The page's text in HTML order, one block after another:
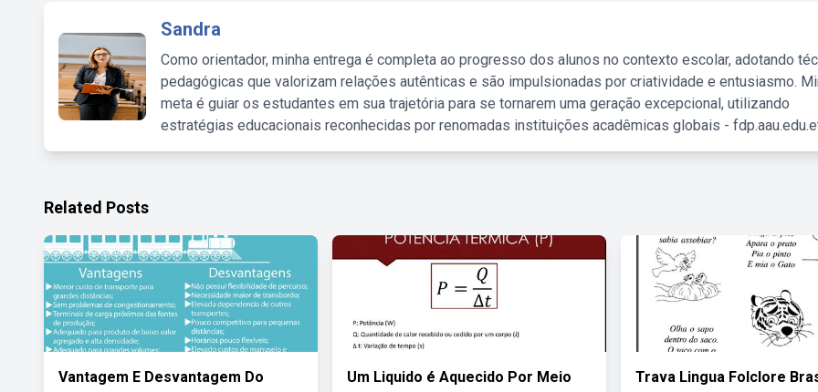
Sandra
Como orientador, minha entrega é completa ao progresso dos alunos no contexto escolar, adotando
pedagógicas que valorizam relações autênticas e são impulsionadas por criatividade e entusiasmo.
meta é guiar os estudantes em sua trajetória para se tornarem uma geração excepcional, utilizando
estratégias educacionais reconhecidas por renomadas instituições acadêmicas globais -
Related Posts
Vantagem E Desvantagem Do
Um Liquido é Aquecido Por Meio
Trava Lingua Folclore